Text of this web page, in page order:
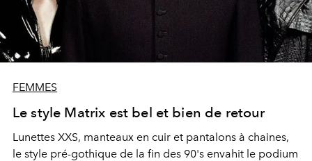
FEMMES
Le style Matrix est bel et bien de retour
Lunettes XXS, manteaux en cuir et pantalons à chaines,
le style pré-gothique de la fin des 90's envahit le podium